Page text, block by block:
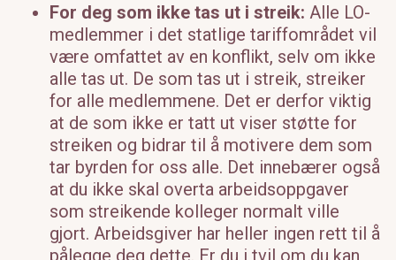
For deg som ikke tas ut i streik: Alle LO-
medlemmer i det statlige tariffområdet vil
være omfattet av en konflikt, selv om ikke
alle tas ut. De som tas ut i streik, streiker
for alle medlemmene. Det er derfor viktig
at de som ikke er tatt ut viser støtte for
streiken og bidrar til å motivere dem som
tar byrden for oss alle. Det innebærer også
at du ikke skal overta arbeidsoppgaver
som streikende kolleger normalt ville
gjort. Arbeidsgiver har heller ingen rett til å
pålegge deg dette. Er du i tvil om du kan